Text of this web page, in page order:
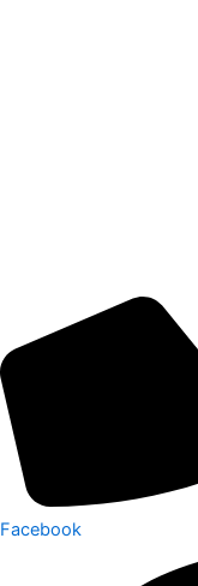
Facebook